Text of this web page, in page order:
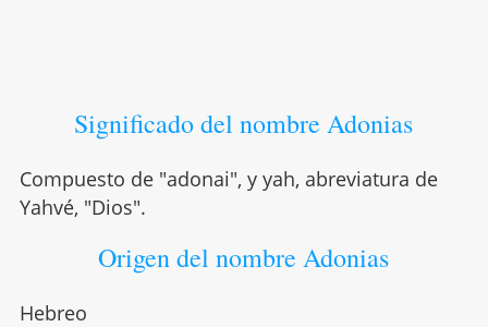
Significado del nombre Adonias
Compuesto de "adonai", y yah, abreviatura de
Yahvé, "Dios".
Origen del nombre Adonias
Hebreo